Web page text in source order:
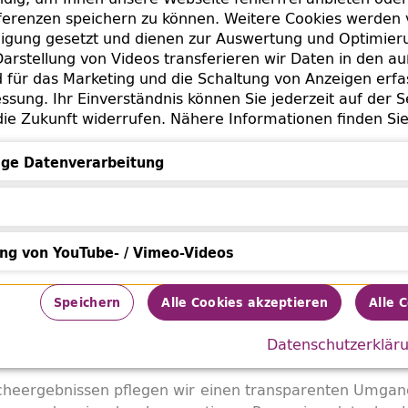
sind oftmals die letzten Zeugnisse ihrer
Vergangenheit und Gegenwart. Unsere
zum Schicksal ihrer Vorfahren zu liefern
zu schließen. Hinter jedem geraubten Buch
uns auf einem emotional sehr sensiblen
von NS-Unrecht leistet.
Bestand der ZLBvon 1,1 Millionen Büchernaus,
NS-Raubgut sein könnten. Jedes dieser Objekte
dokumentiert werden. Handschriftliche
uns dabei den Weg, und lassen uns im Idealfall
Büchern sind weitere Sammlungsobjekte wie
pflegen wir einen transparenten
speichern zu können. Weitere Cookies
gesetzt und dienen zur Auswertung und
von Videos transferieren wir Daten in den
für das Marketing und die Schaltung von Anzeigen
Ihr Einverständnis können Sie jederzeit auf der
Zukunft widerrufen. Nähere Informationen finden Sie
Datenverarbeitung
von YouTube- / Vimeo-Videos
YouTube- / Vimeo-Videos
Speichern Alle Cookies akzeptieren Alle